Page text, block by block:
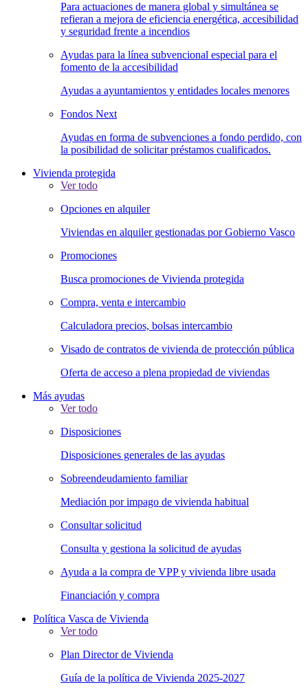
Para actuaciones de manera global y simultánea se
refieran a mejora de eficiencia energética, accesibilidad
y seguridad frente a incendios
Ayudas para la línea subvencional especial para el
fomento de la accesibilidad
Ayudas a ayuntamientos y entidades locales menores
Fondos Next
Ayudas en forma de subvenciones a fondo perdido, con
la posibilidad de solicitar préstamos cualificados.
Vivienda protegida
Ver todo
Opciones en alquiler
Viviendas en alquiler gestionadas por Gobierno Vasco
Promociones
Busca promociones de Vivienda protegida
Compra, venta e intercambio
Calculadora precios, bolsas intercambio
Visado de contratos de vivienda de protección pública
Oferta de acceso a plena propiedad de viviendas
Más ayudas
Ver todo
Disposiciones
Disposiciones generales de las ayudas
Sobreendeudamiento familiar
Mediación por impago de vivienda habitual
Consultar solicitud
Consulta y gestiona la solicitud de ayudas
Ayuda a la compra de VPP y vivienda libre usada
Financiación y compra
Política Vasca de Vivienda
Ver todo
Plan Director de Vivienda
Guía de la política de Vivienda 2025-2027